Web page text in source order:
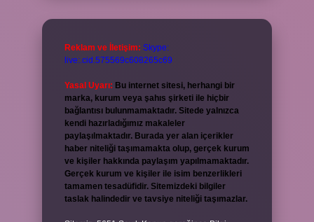
Reklam ve İletişim: Skype:
live:.cid.575569c608265c69
Yasal Uyarı: Bu internet sitesi, herhangi bir
marka, kurum veya şahıs şirketi ile hiçbir
bağlantısı bulunmamaktadır. Sitede yalnızca
kendi hazırladığımız makaleler
paylaşılmaktadır. Burada yer alan içerikler
haber niteliği taşımamakta olup, gerçek kurum
ve kişiler hakkında paylaşım yapılmamaktadır.
Gerçek kurum ve kişiler ile isim benzerlikleri
tamamen tesadüfidir. Sitemizdeki bilgiler
taslak halindedir ve tavsiye niteliği taşımazlar.